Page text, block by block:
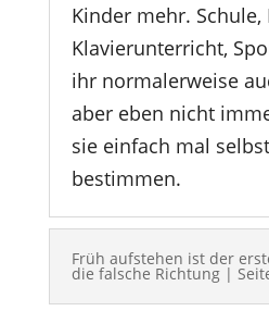
Kinder mehr. Schule,
Klavierunterricht,
ihr normalerweise
aber eben nicht
sie einfach mal
bestimmen.
Früh aufstehen ist der
die falsche Richtung |